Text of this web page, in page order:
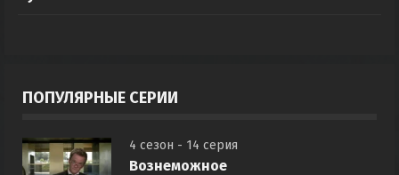
ПОПУЛЯРНЫЕ СЕРИИ
4 сезон - 14 серия
Вознеможное